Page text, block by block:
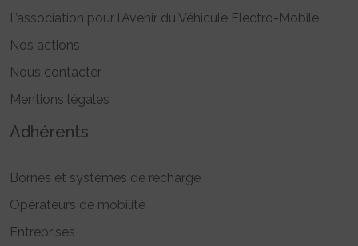
L’association pour l’Avenir du Véhicule Electro-Mobile
Nos actions
Nous contacter
Mentions légales
Adhérents
Bornes et systèmes de recharge
Opérateurs de mobilité
Entreprises